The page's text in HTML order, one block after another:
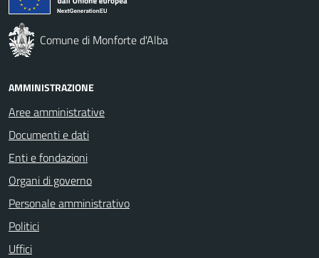
Comune di Monforte d'Alba
AMMINISTRAZIONE
Aree amministrative
Documenti e dati
Enti e fondazioni
Organi di governo
Personale amministrativo
Politici
Uffici